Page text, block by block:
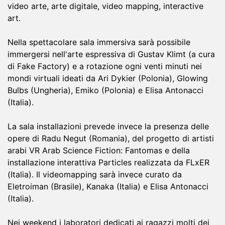
video arte, arte digitale, video mapping, interactive
art.
Nella spettacolare sala immersiva sarà possibile
immergersi nell'arte espressiva di Gustav Klimt (a cura
di Fake Factory) e a rotazione ogni venti minuti nei
mondi virtuali ideati da Ari Dykier (Polonia), Glowing
Bulbs (Ungheria), Emiko (Polonia) e Elisa Antonacci
(Italia).
La sala installazioni prevede invece la presenza delle
opere di Radu Negut (Romania), del progetto di artisti
arabi VR Arab Science Fiction: Fantomas e della
installazione interattiva Particles realizzata da FLxER
(Italia). Il videomapping sarà invece curato da
Eletroiman (Brasile), Kanaka (Italia) e Elisa Antonacci
(Italia).
Nei weekend i laboratori dedicati ai ragazzi molti dei